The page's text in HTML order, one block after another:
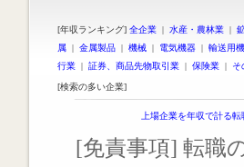
[年収ランキング] 全企業 | 水産・農林業 |
属 | 金属製品 | 機械 | 電気機器 | 輸送用
行業 | 証券、商品先物取引業 | 保険業 | そ
[検索の多い企業]
上場企業を年収で計る
[免責事項] 転職